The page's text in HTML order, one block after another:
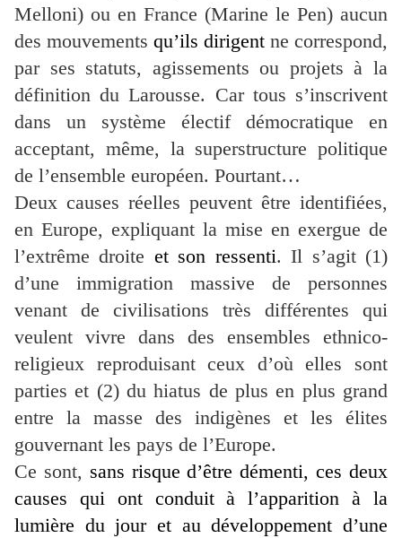
Melloni) ou en France (Marine le Pen) aucun
des mouvements qu’ils dirigent ne correspond,
par ses statuts, agissements ou projets à la
définition duLarousse. Car tous s’inscrivent
dans un système électif démocratique en
acceptant, même, la superstructure politique
de l’ensemble européen. Pourtant…
Deux causes réelles peuvent être identifiées,
en Europe, expliquant la mise en exergue de
l’extrême droite et son ressenti. Il s’agit (1)
d’une immigration massive de personnes
venant de civilisations très différentes qui
veulent vivre dans des ensembles ethnico-
religieux reproduisant ceux d’où elles sont
parties et (2) du hiatus de plus en plus grand
entre la masse des indigènes et les élites
gouvernant les pays de l’Europe.
Ce sont, sans risque d’être démenti, ces deux
causes qui ont conduit à l’apparition à la
lumière du jour et au développement d’une